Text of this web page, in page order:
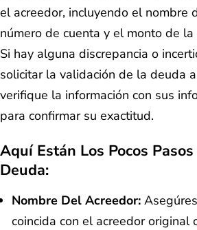
el acreedor, incluyendo el nombre
número de cuenta y el monto de
Si hay alguna discrepancia o
solicitar la validación de la deuda
verifique la información con sus
para confirmar su exactitud.
Aquí Están Los Pocos
Deuda:
Nombre Del Acreedor:
coincida con el acreedor original